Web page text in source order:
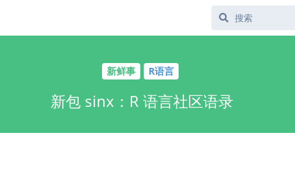
新鲜事 R语言
新包 sinx：R 语言社区语录